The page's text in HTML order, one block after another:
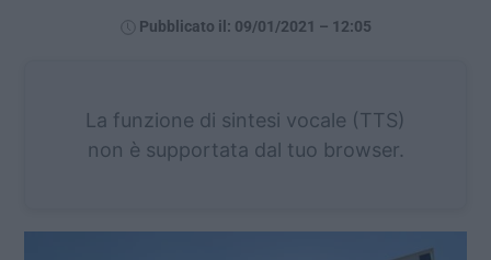
Pubblicato il: 09/01/2021 – 12:05
La funzione di sintesi vocale (TTS)
non è supportata dal tuo browser.